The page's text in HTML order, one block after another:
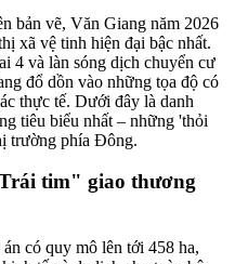
bản vẽ, Văn Giang năm 2026
xã vệ tinh hiện đại bậc nhất.
4 và làn sóng dịch chuyển cư
đổ dồn vào những tọa độ có
thực tế. Dưới đây là danh
tiêu biểu nhất – những 'thỏi
trường phía Đông.
tim" giao thương
có quy mô lên tới 458 ha,